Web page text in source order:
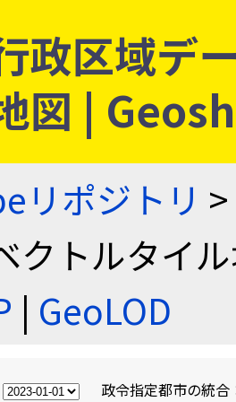
政区域デ
図 |
リポジトリ >
クトルタイ
| GeoLOD
政令指定都市の統